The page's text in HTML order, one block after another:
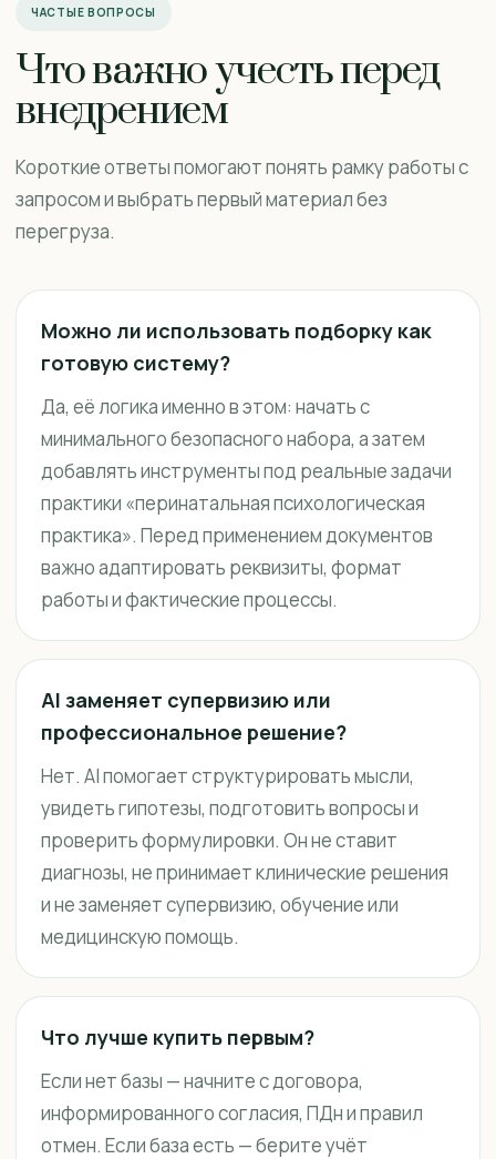
ЧАСТЫЕ ВОПРОСЫ
Что важно учесть перед
внедрением
Короткие ответы помогают понять рамку работы с
запросом и выбрать первый материал без
перегруза.
Можно ли использовать подборку как
готовую систему?
Да, её логика именно в этом: начать с
минимального безопасного набора, а затем
добавлять инструменты под реальные задачи
практики «перинатальная психологическая
практика». Перед применением документов
важно адаптировать реквизиты, формат
работы и фактические процессы.
AI заменяет супервизию или
профессиональное решение?
Нет. AI помогает структурировать мысли,
увидеть гипотезы, подготовить вопросы и
проверить формулировки. Он не ставит
диагнозы, не принимает клинические решения
и не заменяет супервизию, обучение или
медицинскую помощь.
Что лучше купить первым?
Если нет базы — начните с договора,
информированного согласия, ПДн и правил
отмен. Если база есть — берите учёт